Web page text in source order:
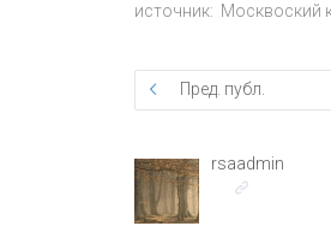
источник: Москвоский
Пред. публ.
rsaadmin